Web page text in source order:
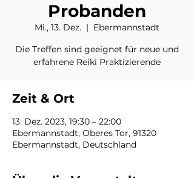
Probanden
Mi., 13. Dez.
  |
Ebermannstadt
Die Treffen sind geeignet für neue und
erfahrene Reiki Praktizierende
Zeit & Ort
13. Dez. 2023, 19:30 – 22:00
Ebermannstadt, Oberes Tor, 91320
Ebermannstadt, Deutschland